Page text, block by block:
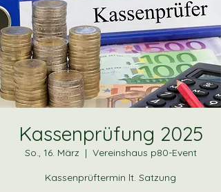
Kassenprüfung 2025
So., 16. März
  |
Vereinshaus p80-Event
Kassenprüftermin lt. Satzung